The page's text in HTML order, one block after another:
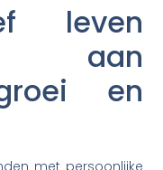
leven
aan
en
met persoonlijke